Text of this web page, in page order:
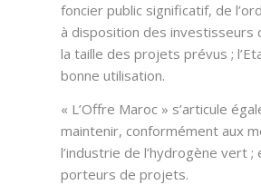
foncier public significatif, de
à disposition des
la taille des projets prévus ;
bonne utilisation.
« L’Offre Maroc » s’articule
maintenir, conformément aux
l’industrie de l’hydrogène vert
porteurs de projets.